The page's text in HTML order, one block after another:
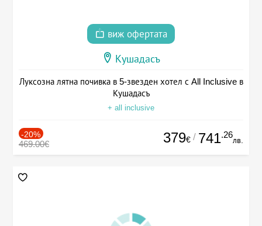
виж офертата
Кушадасъ
Луксозна лятна почивка в 5-звезден хотел с All Inclusive в
Кушадасъ
+ all inclusive
-20%
469.00€ 379€ / 741.26
лв.